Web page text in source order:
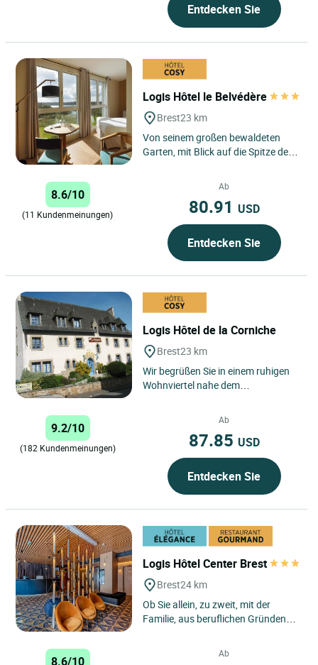
Entdecken Sie
Logis Hôtel le Belvédère
Brest23 km
Von seinem großen bewaldeten
Garten, mit Blick auf die Spitze des
8.6/10
(11 Kundenmeinungen)
Ab
80.91 USD
Entdecken Sie
Logis Hôtel de la Corniche
Brest23 km
Wir begrüßen Sie in einem ruhigen
Wohnviertel nahe dem
9.2/10
(182 Kundenmeinungen)
Ab
87.85 USD
Entdecken Sie
Logis Hôtel Center Brest
Brest24 km
Ob Sie allein, zu zweit, mit der
Familie, aus beruflichen Gründen
8.6/10
Ab